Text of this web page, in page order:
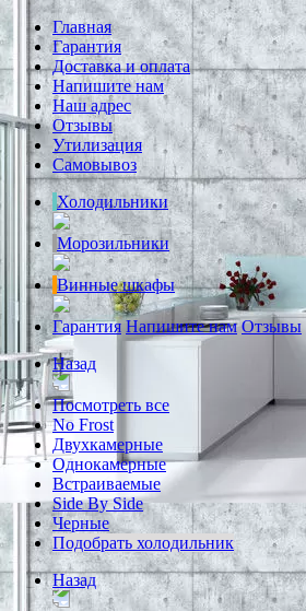
Главная
Гарантия
Доставка и оплата
Напишите нам
Наш адрес
Отзывы
Утилизация
Самовывоз
Холодильники
Морозильники
Винные шкафы
Гарантия Напишите нам Отзывы
Назад
Посмотреть все
No Frost
Двухкамерные
Однокамерные
Встраиваемые
Side By Side
Черные
Подобрать холодильник
Назад